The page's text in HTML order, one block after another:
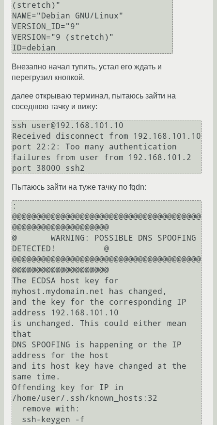
(stretch)"
NAME="Debian GNU/Linux"
VERSION_ID="9"
VERSION="9 (stretch)"
Внезапно начал тупить, устал его ждать и
перегрузил кнопкой.
далее открываю терминал, пытаюсь зайти на
соседнюю тачку и вижу:
ssh user@192.168.101.10
Received disconnect from 192.168.101.10
port 22:2: Too many authentication
failures from user from 192.168.101.2
Пытаюсь зайти на туже тачку по fqdn:
:
@@@@@@@@@@@@@@@@@@@@@@@@@@@@@@@@@@@@@@@
@@@@@@@@@@@@@@@@@@@@
@       WARNING: POSSIBLE DNS SPOOFING
DETECTED!          @
@@@@@@@@@@@@@@@@@@@@@@@@@@@@@@@@@@@@@@@
@@@@@@@@@@@@@@@@@@@@
The ECDSA host key for
myhost.mydomain.net has changed,
and the key for the corresponding IP
address 192.168.101.10
is unchanged. This could either mean
that
DNS SPOOFING is happening or the IP
address for the host
and its host key have changed at the
same time.
Offending key for IP in
/home/user/.ssh/known_hosts:32